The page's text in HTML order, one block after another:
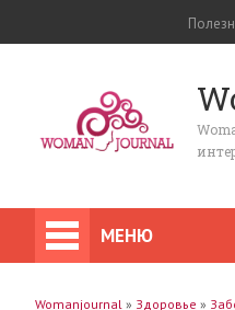
МЕНЮ
Womanjournal » Здоровье »